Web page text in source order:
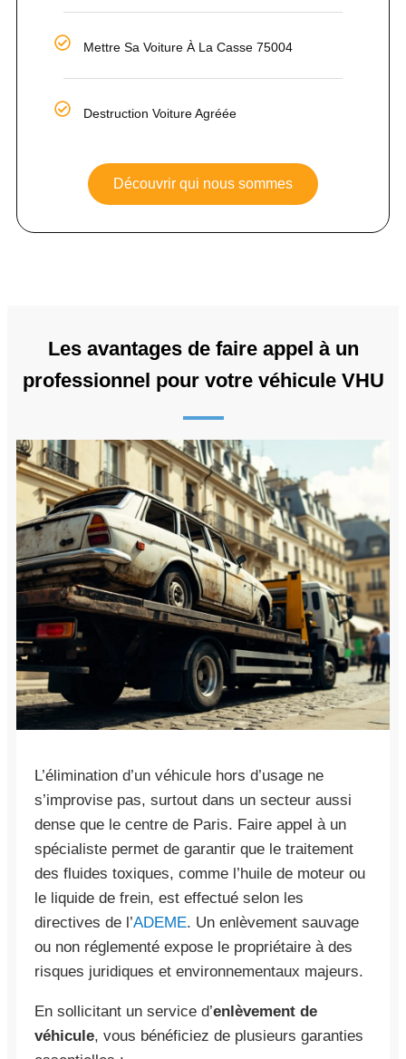
Mettre Sa Voiture À La Casse 75004
Destruction Voiture Agréée
Découvrir qui nous sommes
Les avantages de faire appel à un
professionnel pour votre véhicule VHU
L’élimination d’un véhicule hors d’usage ne
s’improvise pas, surtout dans un secteur aussi
dense que le centre de Paris. Faire appel à un
spécialiste permet de garantir que le traitement
des fluides toxiques, comme l’huile de moteur ou
le liquide de frein, est effectué selon les
directives de l’ADEME. Un enlèvement sauvage
ou non réglementé expose le propriétaire à des
risques juridiques et environnementaux majeurs.
En sollicitant un service d’enlèvement de
véhicule, vous bénéficiez de plusieurs garanties